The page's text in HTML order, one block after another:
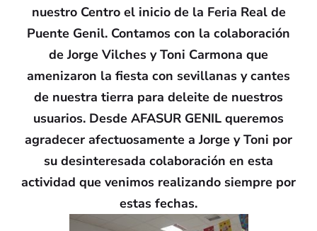
nuestro Centro el inicio de la Feria Real de
Puente Genil. Contamos con la colaboración
de Jorge Vilches y Toni Carmona que
amenizaron la fiesta con sevillanas y cantes
de nuestra tierra para deleite de nuestros
usuarios. Desde AFASUR GENIL queremos
agradecer afectuosamente a Jorge y Toni por
su desinteresada colaboración en esta
actividad que venimos realizando siempre por
estas fechas.